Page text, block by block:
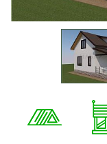
10x8
Плоская крыша